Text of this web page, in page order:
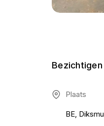
Plaats
BE,